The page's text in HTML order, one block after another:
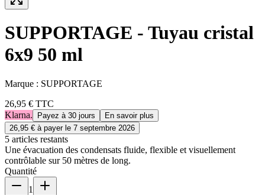
SUPPORTAGE - Tuyau cristal
6x9 50 ml
Marque : SUPPORTAGE
26,95 € TTC
Klarna.
Payez à 30 jours
En savoir plus
26,95 € à payer le 7 septembre 2026
5 articles restants
Une évacuation des condensats fluide, flexible et visuellement
contrôlable sur 50 mètres de long.
Quantité
1